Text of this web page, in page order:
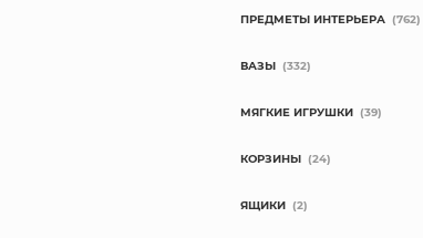
ПРЕДМЕТЫ ИНТЕРЬЕРА (762)
ВАЗЫ (332)
МЯГКИЕ ИГРУШКИ (39)
КОРЗИНЫ (24)
ЯЩИКИ (2)